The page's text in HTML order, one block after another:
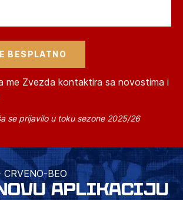
me Zvezda kontaktira sa novostima i
se prijavilo u toku sezone 2025/26
CRVENO-BEO
APLIKACIJU